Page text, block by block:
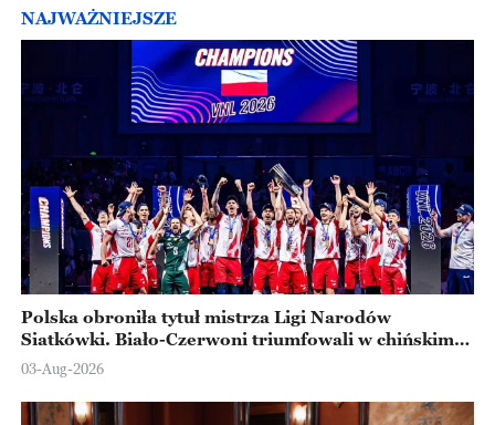
NAJWAŻNIEJSZE
Polska obroniła tytuł mistrza Ligi Narodów
Siatkówki. Biało-Czerwoni triumfowali w chińskim
Ningbo
03-Aug-2026